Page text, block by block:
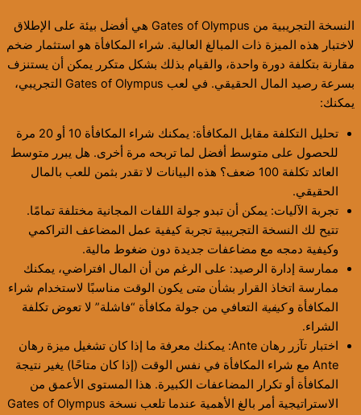
النسخة التجريبية من Gates of Olympus هي أفضل بيئة على الإطلاق
لاختبار هذه الميزة ذات المبالغ العالية. شراء المكافأة هو استثمار ضخم
مقارنة بتكلفة دورة واحدة، والقيام بذلك بشكل متكرر يمكن أن يستنزف
بسرعة رصيد المال الحقيقي. في لعب Gates of Olympus التجريبي،
يمكنك:
تحليل التكلفة مقابل المكافأة: يمكنك شراء المكافأة 10 أو 20 مرة
للحصول على متوسط أفضل لما تربحه مرة أخرى. هل يبرر متوسط
العائد تكلفة 100 ضعف؟ هذه البيانات لا تقدر بثمن للعب بالمال
الحقيقي.
تجربة الآليات: يمكن أن تبدو جولة اللفات المجانية مختلفة تمامًا.
تتيح لك النسخة التجريبية تجربة كيفية عمل المضاعف التراكمي
وكيفية دمجه مع مضاعفات جديدة دون ضغوط مالية.
ممارسة إدارة الرصيد: على الرغم من أن المال افتراضي، يمكنك
ممارسة اتخاذ القرار بشأن متى يكون الوقت مناسبًا لاستخدام شراء
المكافأة وكيفية التعافي من جولة مكافأة “فاشلة” لا تعوض تكلفة
الشراء.
اختبار تآزر رهان Ante: يمكنك معرفة ما إذا كان تشغيل ميزة رهان
Ante مع شراء المكافأة في نفس الوقت (إذا كان متاحًا) يغير نتيجة
المكافأة أو تكرار المضاعفات الكبيرة. هذا المستوى الأعمق من
الاستراتيجية أمر بالغ الأهمية عندما تلعب نسخة Gates of Olympus